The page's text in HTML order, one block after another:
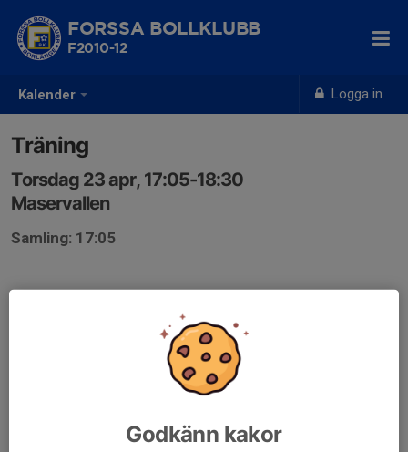
Kalender Logga in
FORSSA BOLLKLUBB
F2010-12
Träning
Torsdag 23 apr, 17:05-18:30
Maservallen
Samling: 17:05
Godkänn kakor